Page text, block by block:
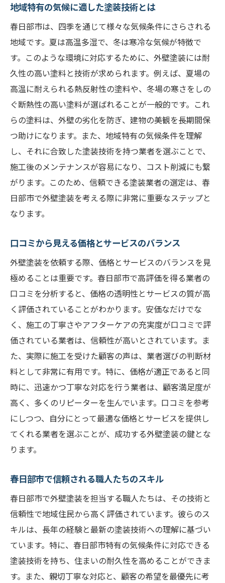
口コミで見えてくる信頼できる業者の姿
春日部市周辺の外壁塗装業者の口コミを徹底分
析
口コミから分かる優良業者の共通点
ネガティブな口コミから学ぶ注意点
地域の口コミサイトを活用する方法
口コミ分析から見える業者の得意分野
春日部市のユーザーが選ぶ理由とは
長期的視点で見る業者の評判と信頼性
外壁塗装で失敗しないために春日部市での業者
選びのコツ
相談時に確認すべき重要事項とは
見積もり比較で重視するべきポイント
トラブルを避けるための交渉術
アフターケアの充実度を見る視点
口コミで見る成功と失敗の分岐点
春日部市の外壁塗装業者と最新技術の重要性
最新技術を駆使した業者が選ばれる理由
技術革新がもたらす外壁の耐久性向上
春日部市で注目される新材料の活用例
環境に配慮した最新塗装技術の導入
施工技術の差が生む長期的な効果
最新技術で実現するデザイン性向上
外壁塗装で住まいを守る春日部市の成功事例紹
介
地域特性を活かした塗装の工夫
成功事例に見る業者選びの決め手
口コミで話題の成功事例を深掘り
春日部市の外壁塗装成功事例を探る
成功事例から学ぶ塗装後のメンテナンス
地域特有の気候に適した塗装技術とは
春日部市は、四季を通じて様々な気候条件にさらされる
地域です。夏は高温多湿で、冬は寒冷な気候が特徴で
す。このような環境に対応するために、外壁塗装には耐
久性の高い塗料と技術が求められます。例えば、夏場の
高温に耐えられる熱反射性の塗料や、冬場の寒さをしの
ぐ断熱性の高い塗料が選ばれることが一般的です。これ
らの塗料は、外壁の劣化を防ぎ、建物の美観を長期間保
つ助けになります。また、地域特有の気候条件を理解
し、それに合致した塗装技術を持つ業者を選ぶことで、
施工後のメンテナンスが容易になり、コスト削減にも繋
がります。このため、信頼できる塗装業者の選定は、春
日部市で外壁塗装を考える際に非常に重要なステップと
なります。
口コミから見える価格とサービスのバランス
外壁塗装を依頼する際、価格とサービスのバランスを見
極めることは重要です。春日部市で高評価を得る業者の
口コミを分析すると、価格の透明性とサービスの質が高
く評価されていることがわかります。安価なだけでな
く、施工の丁寧さやアフターケアの充実度が口コミで評
価されている業者は、信頼性が高いとされています。ま
た、実際に施工を受けた顧客の声は、業者選びの判断材
料として非常に有用です。特に、価格が適正であると同
時に、迅速かつ丁寧な対応を行う業者は、顧客満足度が
高く、多くのリピーターを生んでいます。口コミを参考
にしつつ、自分にとって最適な価格とサービスを提供し
てくれる業者を選ぶことが、成功する外壁塗装の鍵とな
ります。
春日部市で信頼される職人たちのスキル
春日部市で外壁塗装を担当する職人たちは、その技術と
信頼性で地域住民から高く評価されています。彼らのス
キルは、長年の経験と最新の塗装技術への理解に基づい
ています。特に、春日部市特有の気候条件に対応できる
塗装技術を持ち、住まいの耐久性を高めることができま
す。また、親切丁寧な対応と、顧客の希望を最優先に考